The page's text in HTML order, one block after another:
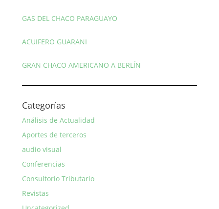
GAS DEL CHACO PARAGUAYO
ACUIFERO GUARANI
GRAN CHACO AMERICANO A BERLÍN
Categorías
Análisis de Actualidad
Aportes de terceros
audio visual
Conferencias
Consultorio Tributario
Revistas